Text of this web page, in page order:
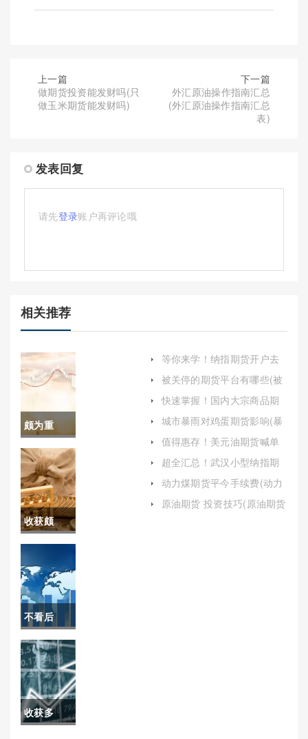
上一篇
做期货投资能发财吗(只
做玉米期货能发财吗)
下一篇
外汇原油操作指南汇总
(外汇原油操作指南汇总
表)
发表回复
请先登录账户再评论哦
相关推荐
颇为重
要！河北
小型纳指
期货开户
(纳指期货
交易规则)
收获颇
丰！斗牛
期货直播
喊单（解
析与指
南）
不看后
悔！股指
期货交易
手续费是
多少(股指
收获多
等你来学！纳指期货开户去
被关停的期货平台有哪些(被
快速掌握！国内大宗商品期
城市暴雨对鸡蛋期货影响(暴
值得惠存！美元油期货喊单
超全汇总！武汉小型纳指期
动力煤期货平今手续费(动力
原油期货 投资技巧(原油期货